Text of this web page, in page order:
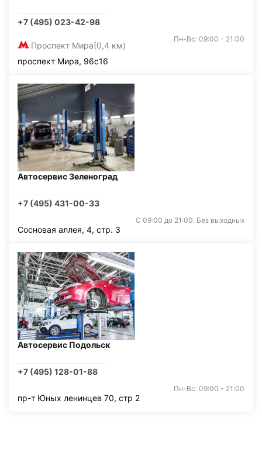
+7 (495) 023-42-98
Проспект Мира(0,4 км)
Пн-Вс: 09:00 - 21:00
проспект Мира, 96с16
Автосервис Зеленоград
+7 (495) 431-00-33
С 09:00 до 21:00. Без выходных
Сосновая аллея, 4, стр. 3
Автосервис Подольск
+7 (495) 128-01-88
Пн-Вс: 09:00 - 21:00
пр-т Юных ленинцев 70, стр 2